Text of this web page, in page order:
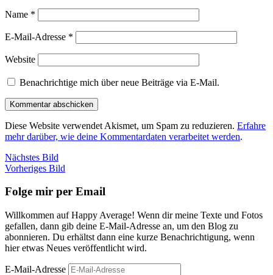
Name *
E-Mail-Adresse *
Website
Benachrichtige mich über neue Beiträge via E-Mail.
Diese Website verwendet Akismet, um Spam zu reduzieren. Erfahre
mehr darüber, wie deine Kommentardaten verarbeitet werden.
Nächstes Bild
Vorheriges Bild
Folge mir per Email
Willkommen auf Happy Average! Wenn dir meine Texte und Fotos
gefallen, dann gib deine E-Mail-Adresse an, um den Blog zu
abonnieren. Du erhältst dann eine kurze Benachrichtigung, wenn
hier etwas Neues veröffentlicht wird.
E-Mail-Adresse